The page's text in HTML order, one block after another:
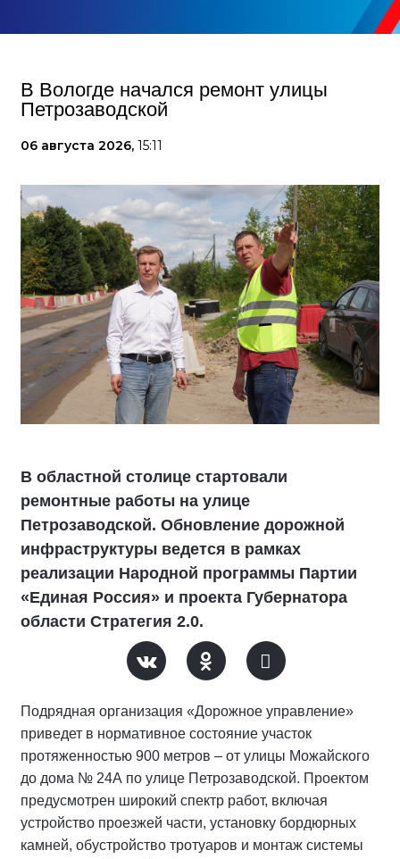
В Вологде начался ремонт улицы
Петрозаводской
06 августа 2026, 15:11
В областной столице стартовали
ремонтные работы на улице
Петрозаводской. Обновление дорожной
инфраструктуры ведется в рамках
реализации Народной программы Партии
«Единая Россия» и проекта Губернатора
области Стратегия 2.0.
Подрядная организация «Дорожное управление»
приведет в нормативное состояние участок
протяженностью 900 метров – от улицы Можайского
до дома № 24А по улице Петрозаводской. Проектом
предусмотрен широкий спектр работ, включая
устройство проезжей части, установку бордюрных
камней, обустройство тротуаров и монтаж системы